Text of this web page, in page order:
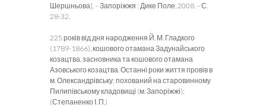
Шершньова]. – Запоріжжя : Дике Поле, 2008. – С.
28-32.
225 років від дня народження Й. М. Гладкого
(1789-1866), кошового отамана Задунайського
козацтва, засновника та кошового отамана
Азовського козацтва. Останні роки життя провів в
м. Олександрівську; похований на старовинному
Пилипівському кладовищі (м. Запоріжжі);
(Степаненко І. П.)